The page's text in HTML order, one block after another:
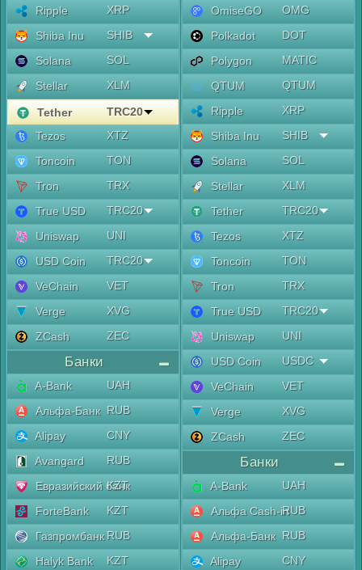
Ripple
XRP
Shiba Inu
SHIB
Solana
SOL
Stellar
XLM
Tether
TRC20
Tezos
XTZ
Toncoin
TON
Tron
TRX
True USD
TRC20
Uniswap
UNI
USD Coin
TRC20
VeChain
VET
Verge
XVG
ZCash
ZEC
Банки
A-Bank
UAH
Альфа-Банк RUB
Alipay
CNY
Avangard
RUB
Евразийский банк
KZT
ForteBank
KZT
Газпромбанк RUB
Halyk Bank
KZT
OmiseGO
OMG
Polkadot
DOT
Polygon
MATIC
QTUM
QTUM
Ripple
XRP
Shiba Inu
SHIB
Solana
SOL
Stellar
XLM
Tether
TRC20
Tezos
XTZ
Toncoin
TON
Tron
TRX
True USD
TRC20
Uniswap
UNI
USD Coin
USDC
VeChain
VET
Verge
XVG
ZCash
ZEC
Банки
A-Bank
UAH
Альфа Cash-inRUB
Альфа-Банк RUB
Alipay
CNY